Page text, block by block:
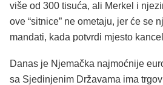
više od 300 tisuća, ali Merkel i
ove “sitnice” ne ometaju, jer će se
mandati, kada potvrdi mjesto
Danas je Njemačka najmoćnije
sa Sjedinjenim Državama ima